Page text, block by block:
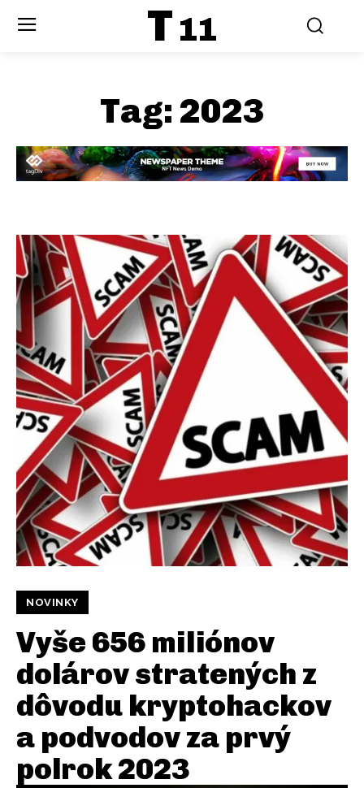
T 11
Tag: 2023
NOVINKY
Vyše 656 miliónov
dolárov stratených z
dôvodu kryptohackov
a podvodov za prvý
polrok 2023